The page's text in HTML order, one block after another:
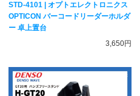
STD-4101 | オプトエレクトロニクス
OPTICON バーコードリーダーホルダ
ー 卓上置台
3,650円